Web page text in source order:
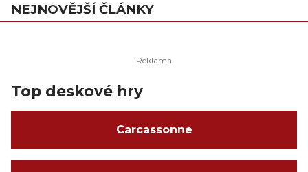
NEJNOVĚJŠÍ ČLÁNKY
Top deskové hry
Carcassonne